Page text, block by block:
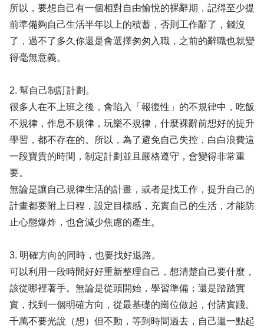
所以，要想自己有一個相對自由愉悅的裸辭期，記得至少提
前準備夠自己生活半年以上的積蓄，否則工作辭了，錢沒
了，過不了多久你還是會選擇匆匆入職，之前的辭職也就變
得毫無意義。
2. 幫自己制訂計劃。
很多人在不上班之後，會陷入「報復性」的不規律中，吃飯
不規律，作息不規律，玩樂不規律，什麼裸辭前想好的提升
學習，都不存在的。所以，為了避免自己失控，白白浪費這
一段寶貴的時間，制定計劃並且嚴格遵守，會變得非常重
要。
無論是讓自己規律生活的計畫，或者是找工作，提升自己的
計畫都要附上日程，設定目標感，充實自己的生活，才能防
止心態爆炸，也會減少焦慮的產生。
3. 明確方向的同時，也要找好退路。
可以利用一段時間好好重新整理自己，想清楚自己要什麼，
該從哪裡著手。無論是從頭開始，學習準備；還是踏踏實
實，找到一個明確方向，從最基礎的崗位做起，付諸實踐。
千萬不要光說（想）但不動，等到時間過去，自己還一點起